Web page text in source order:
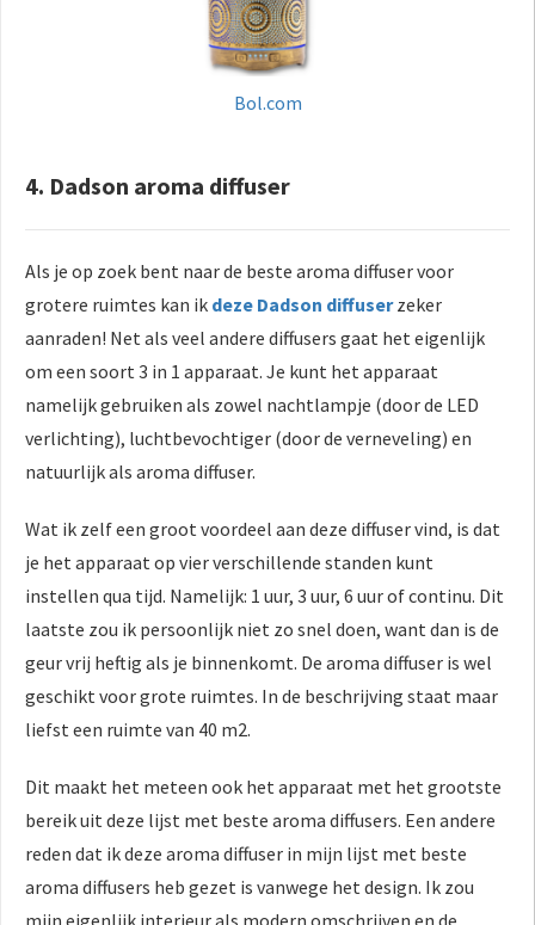
Bol.com
4. Dadson aroma diffuser
Als je op zoek bent naar de beste aroma diffuser voor
grotere ruimtes kan ik deze Dadson diffuserzeker
aanraden! Net als veel andere diffusers gaat het eigenlijk
om een soort 3 in 1 apparaat. Je kunt het apparaat
namelijk gebruiken als zowel nachtlampje (door de LED
verlichting), luchtbevochtiger (door de verneveling) en
natuurlijk als aroma diffuser.
Wat ik zelf een groot voordeel aan deze diffuser vind, is dat
je het apparaat op vier verschillende standen kunt
instellen qua tijd. Namelijk: 1 uur, 3 uur, 6 uur of continu. Dit
laatste zou ik persoonlijk niet zo snel doen, want dan is de
geur vrij heftig als je binnenkomt. De aroma diffuser is wel
geschikt voor grote ruimtes. In de beschrijving staat maar
liefst een ruimte van 40 m2.
Dit maakt het meteen ook het apparaat met het grootste
bereik uit deze lijst met beste aroma diffusers. Een andere
reden dat ik deze aroma diffuser in mijn lijst met beste
aroma diffusers heb gezet is vanwege het design. Ik zou
mijn eigenlijk interieur als modern omschrijven en de